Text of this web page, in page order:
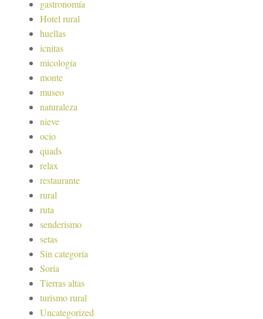
gastronomía
Hotel rural
huellas
icnitas
micología
monte
museo
naturaleza
nieve
ocio
quads
relax
restaurante
rural
ruta
senderismo
setas
Sin categoría
Soria
Tierras altas
turismo rural
Uncategorized